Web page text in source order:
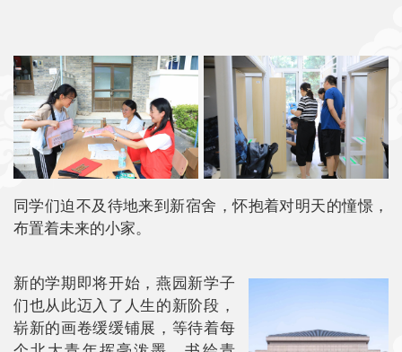
同学们迫不及待地来到新宿舍，怀抱着对明天的憧憬，
布置着未来的小家。
新的学期即将开始，燕园新学子
们也从此迈入了人生的新阶段，
崭新的画卷缓缓铺展，等待着每